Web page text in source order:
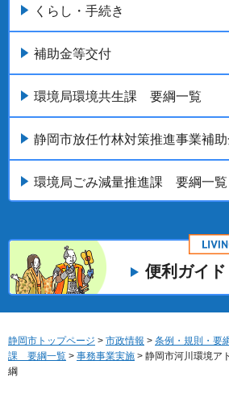
くらし・手続き
補助金等交付
環境局環境共生課 要綱一覧
静岡市放任竹林対策推進事業補
環境局ごみ減量推進課 要綱一覧
便利ガイド
静岡市トップページ > 市政情報 > 条例・規則・要
課 要綱一覧 > 事務事業実施 > 静岡市河川環境ア
綱